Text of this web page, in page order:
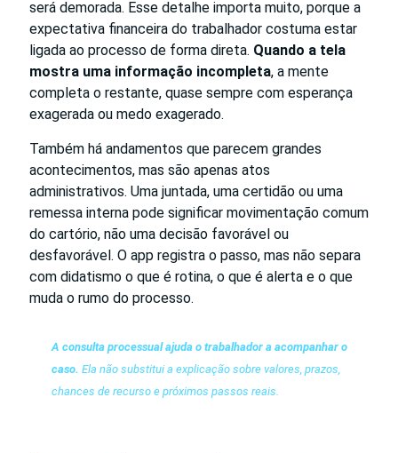
será demorada. Esse detalhe importa muito, porque a
expectativa financeira do trabalhador costuma estar
ligada ao processo de forma direta. Quando a tela
mostra uma informação incompleta, a mente
completa o restante, quase sempre com esperança
exagerada ou medo exagerado.
Também há andamentos que parecem grandes
acontecimentos, mas são apenas atos
administrativos. Uma juntada, uma certidão ou uma
remessa interna pode significar movimentação comum
do cartório, não uma decisão favorável ou
desfavorável. O app registra o passo, mas não separa
com didatismo o que é rotina, o que é alerta e o que
muda o rumo do processo.
A consulta processual ajuda o trabalhador a acompanhar o
caso. Ela não substitui a explicação sobre valores, prazos,
chances de recurso e próximos passos reais.